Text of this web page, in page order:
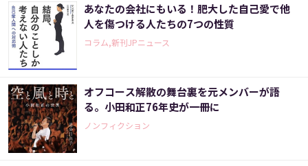
あなたの会社にもいる！肥大した自己愛で他
人を傷つける人たちの7つの性質
コラム,新刊JPニュース
オフコース解散の舞台裏を元メンバーが語
る。小田和正76年史が一冊に
ノンフィクション